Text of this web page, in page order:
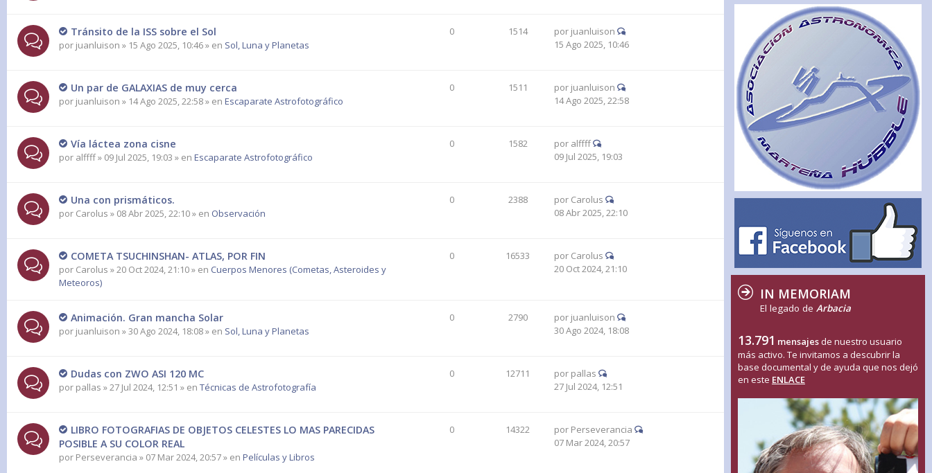
Tránsito de la ISS sobre el Sol
por juanluison » 15 Ago 2025, 10:46 » en Sol, Luna y Planetas
0 1514 por juanluison
15 Ago 2025, 10:46
Un par de GALAXIAS de muy cerca
por juanluison » 14 Ago 2025, 22:58 » en Escaparate Astrofotográfico
0 1511 por juanluison
14 Ago 2025, 22:58
Vía láctea zona cisne
por alffff» 09 Jul 2025, 19:03 » en Escaparate Astrofotográfico
0 1582 por alffff
09 Jul 2025, 19:03
Una con prismáticos.
por Carolus » 08 Abr 2025, 22:10 » en Observación
0 2388 por Carolus
08 Abr 2025, 22:10
COMETA TSUCHINSHAN- ATLAS, POR FIN
por Carolus » 20 Oct 2024, 21:10 » en Cuerpos Menores (Cometas, Asteroides y
Meteoros)
0 16533 por Carolus
20 Oct 2024, 21:10
Animación. Gran mancha Solar
por juanluison » 30 Ago 2024, 18:08 » en Sol, Luna y Planetas
0 2790 por juanluison
30 Ago 2024, 18:08
Dudas con ZWO ASI 120 MC
por pallas » 27 Jul 2024, 12:51 » en Técnicas de Astrofotografía
0 12711 por pallas
27 Jul 2024, 12:51
LIBRO FOTOGRAFIAS DE OBJETOS CELESTES LO MAS PARECIDAS
POSIBLE A SU COLOR REAL
por Perseverancia » 07 Mar 2024, 20:57 » en Películas y Libros
0 14322 por Perseverancia
07 Mar 2024, 20:57
IN MEMORIAM
El legado de Arbacia
13.791 mensajes de nuestro usuario
más activo. Te invitamos a descubrir la
base documental y de ayuda que nos dejó
en este ENLACE